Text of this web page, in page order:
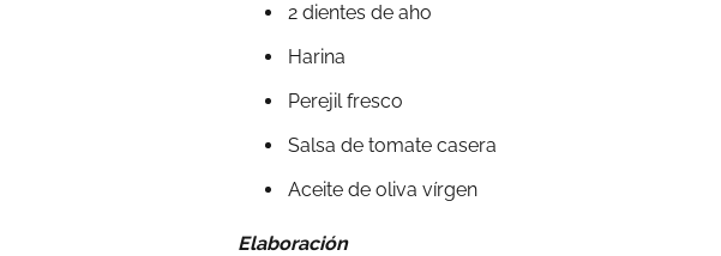
2 dientes de aho
Harina
Perejil fresco
Salsa de tomate casera
Aceite de oliva vírgen
Elaboración